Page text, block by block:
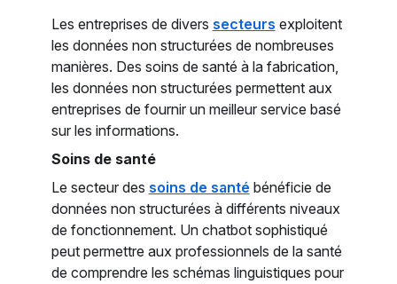
Les entreprises de divers secteurs exploitent
les données non structurées de nombreuses
manières. Des soins de santé à la fabrication,
les données non structurées permettent aux
entreprises de fournir un meilleur service basé
sur les informations.
Soins de santé
Le secteur des soins de santé bénéficie de
données non structurées à différents niveaux
de fonctionnement. Un chatbot sophistiqué
peut permettre aux professionnels de la santé
de comprendre les schémas linguistiques pour